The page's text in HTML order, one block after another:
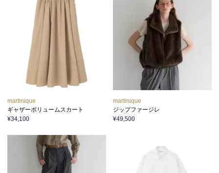
martinique
ギャザーボリュームスカート
¥34,100
martinique
ジップファージレ
¥49,500